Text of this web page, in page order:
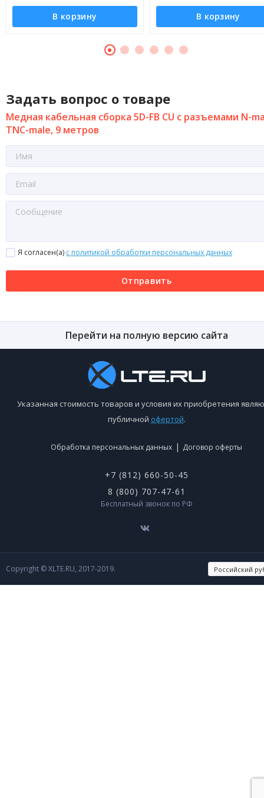
В корзину В корзину
Задать вопрос о товаре
Медная кабельная сборка 5D-FB CU с разъемами N-
TNC-male, 9 метров
Я согласен(a) с политикой обработки персональных данных
Отправить
Перейти на полную версию сайта
Указанная стоимость товаров и условия их приобретения
публичной офертой.
Обработка персональных данных | Договор оферты
+7 (812) 660-50-45
8 (800) 707-47-61
Бесплатный звонок по РФ
Copyright © XLTE.RU, 2017-2019.